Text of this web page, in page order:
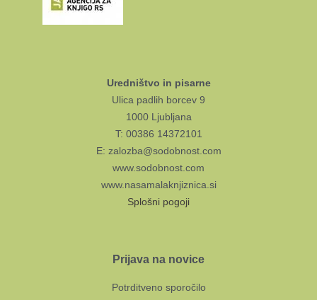
Uredništvo in pisarne
Ulica padlih borcev 9
1000 Ljubljana
T: 00386 14372101
E: zalozba@sodobnost.com
www.sodobnost.com
www.nasamalaknjiznica.si
Splošni pogoji
Prijava na novice
Potrditveno sporočilo